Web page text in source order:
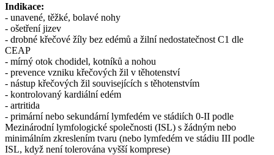
Indikace:
- unavené, těžké, bolavé nohy
- ošetření jizev
- drobné křečové žíly bez edémů a žilní nedostatečnost C1 dle
CEAP
- mírný otok chodidel, kotníků a nohou
- prevence vzniku křečových žil v těhotenství
- nástup křečových žil souvisejících s těhotenstvím
- kontrolovaný kardiální edém
- artritida
- primární nebo sekundární lymfedém ve stádiích 0-II podle
Mezinárodní lymfologické společnosti (ISL) s žádným nebo
minimálním zkreslením tvaru (nebo lymfedém ve stádiu III podle
ISL, když není tolerována vyšší komprese)